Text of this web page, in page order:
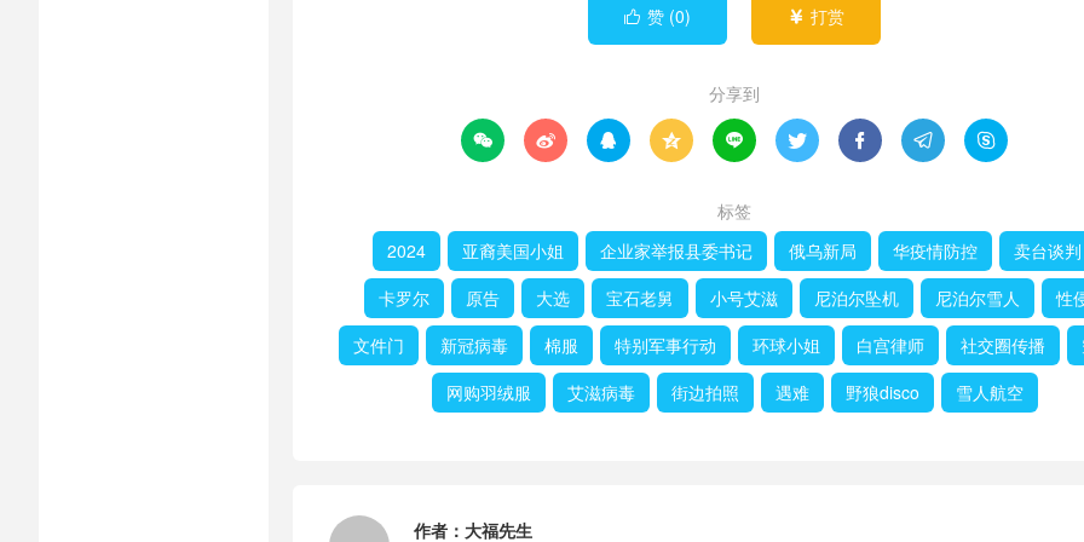
 赞 (0)  打赏
分享到
        
标签
2024
亚裔美国小姐 企业家举报县委书记 俄乌新局 华疫情防控
卖台谈判
卡罗尔
原告 大选 宝石老舅 小号艾滋 尼泊尔坠机 尼泊尔雪人
性
文件门
新冠病毒 棉服 特别军事行动 环球小姐 白宫律师 社交圈传播
网购羽绒服
艾滋病毒 街边拍照 遇难 野狼disco 雪人航空
作者： 大福先生